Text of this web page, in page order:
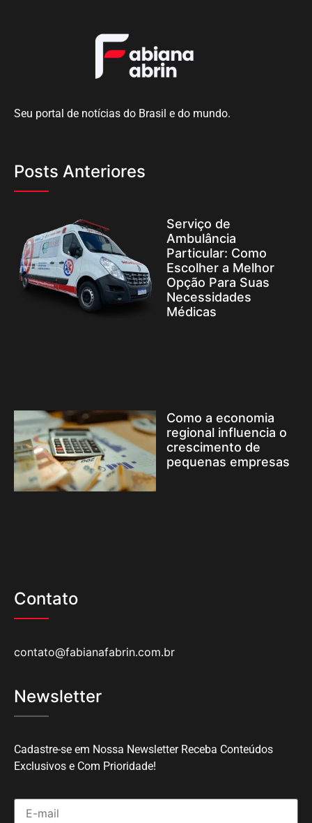
Seu portal de notícias do Brasil e do mundo.
Posts Anteriores
Serviço de
Ambulância
Particular: Como
Escolher a Melhor
Opção Para Suas
Necessidades
Médicas
Como a economia
regional influencia o
crescimento de
pequenas empresas
Contato
contato@fabianafabrin.com.br
Newsletter
Cadastre-se em Nossa Newsletter Receba Conteúdos
Exclusivos e Com Prioridade!